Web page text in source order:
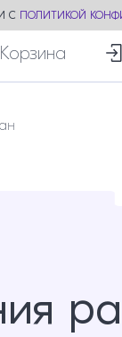
С ПОЛИТИКОЙ
Корзина